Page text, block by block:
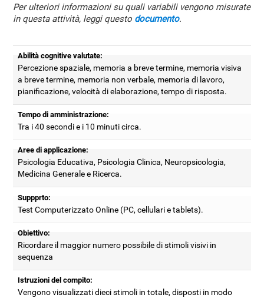
Per ulteriori informazioni su quali variabili vengono misurate
in questa attività, leggi questo documento.
Abilità cognitive valutate:
Percezione spaziale, memoria a breve termine, memoria visiva
a breve termine, memoria non verbale, memoria di lavoro,
pianificazione, velocità di elaborazione, tempo di risposta.
Tempo di amministrazione:
Tra i 40 secondi e i 10 minuti circa.
Aree di applicazione:
Psicologia Educativa, Psicologia Clinica, Neuropsicologia,
Medicina Generale e Ricerca.
Suppprto:
Test Computerizzato Online (PC, cellulari e tablets).
Obiettivo:
Ricordare il maggior numero possibile di stimoli visivi in
sequenza
Istruzioni del compito:
Vengono visualizzati dieci stimoli in totale, disposti in modo